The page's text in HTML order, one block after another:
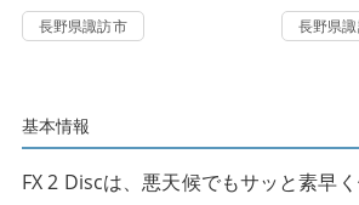
長野県諏訪市 長野県
基本情報
FX 2 Discは、悪天候でもサッと素早